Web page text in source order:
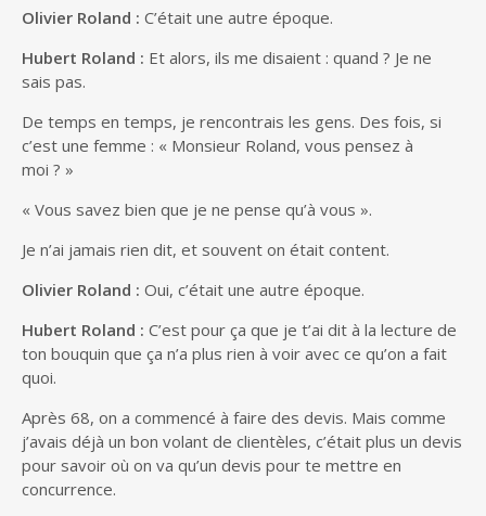
Olivier Roland : C’était une autre époque.
Hubert Roland : Et alors, ils me disaient : quand ? Je ne
sais pas.
De temps en temps, je rencontrais les gens. Des fois, si
c’est une femme : « Monsieur Roland, vous pensez à
moi ? »
« Vous savez bien que je ne pense qu’à vous ».
Je n’ai jamais rien dit, et souvent on était content.
Olivier Roland : Oui, c’était une autre époque.
Hubert Roland : C’est pour ça que je t’ai dit à la lecture de
ton bouquin que ça n’a plus rien à voir avec ce qu’on a fait
quoi.
Après 68, on a commencé à faire des devis. Mais comme
j’avais déjà un bon volant de clientèles, c’était plus un devis
pour savoir où on va qu’un devis pour te mettre en
concurrence.